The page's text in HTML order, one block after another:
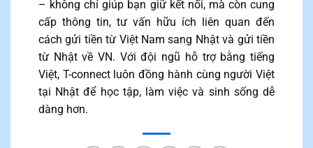
– không chỉ giúp bạn giữ kết nối, mà còn cung
cấp thông tin, tư vấn hữu ích liên quan đến
cách gửi tiền từ Việt Nam sang Nhật và gửi tiền
từ Nhật về VN. Với đội ngũ hỗ trợ bằng tiếng
Việt, T-connect luôn đồng hành cùng người Việt
tại Nhật để học tập, làm việc và sinh sống dễ
dàng hơn.